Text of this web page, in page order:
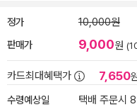
정가 10,000원
판매가 9,000원
카드최대혜택가 7,650
수령예상일
택배 주문시